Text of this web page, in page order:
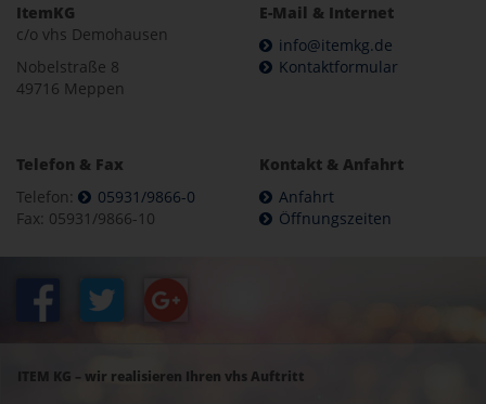
ItemKG
c/o vhs Demohausen
Nobelstraße 8
49716 Meppen
E-Mail & Internet
info@itemkg.de
Kontaktformular
Telefon & Fax
Telefon:
05931/9866-0
Fax: 05931/9866-10
Kontakt & Anfahrt
Anfahrt
Öffnungszeiten
ITEM KG – wir realisieren Ihren vhs Auftritt